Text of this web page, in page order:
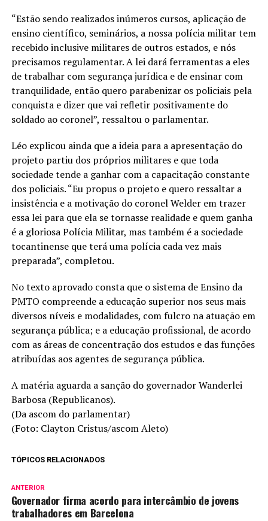
“Estão sendo realizados inúmeros cursos, aplicação de
ensino científico, seminários, a nossa polícia militar tem
recebido inclusive militares de outros estados, e nós
precisamos regulamentar. A lei dará ferramentas a eles
de trabalhar com segurança jurídica e de ensinar com
tranquilidade, então quero parabenizar os policiais pela
conquista e dizer que vai refletir positivamente do
soldado ao coronel”, ressaltou o parlamentar.
Léo explicou ainda que a ideia para a apresentação do
projeto partiu dos próprios militares e que toda
sociedade tende a ganhar com a capacitação constante
dos policiais. “Eu propus o projeto e quero ressaltar a
insistência e a motivação do coronel Welder em trazer
essa lei para que ela se tornasse realidade e quem ganha
é a gloriosa Polícia Militar, mas também é a sociedade
tocantinense que terá uma polícia cada vez mais
preparada”, completou.
No texto aprovado consta que o sistema de Ensino da
PMTO compreende a educação superior nos seus mais
diversos níveis e modalidades, com fulcro na atuação em
segurança pública; e a educação profissional, de acordo
com as áreas de concentração dos estudos e das funções
atribuídas aos agentes de segurança pública.
A matéria aguarda a sanção do governador Wanderlei
Barbosa (Republicanos).
(Da ascom do parlamentar)
(Foto: Clayton Cristus/ascom Aleto)
TÓPICOS RELACIONADOS
ANTERIOR
Governador firma acordo para intercâmbio de jovens
trabalhadores em Barcelona